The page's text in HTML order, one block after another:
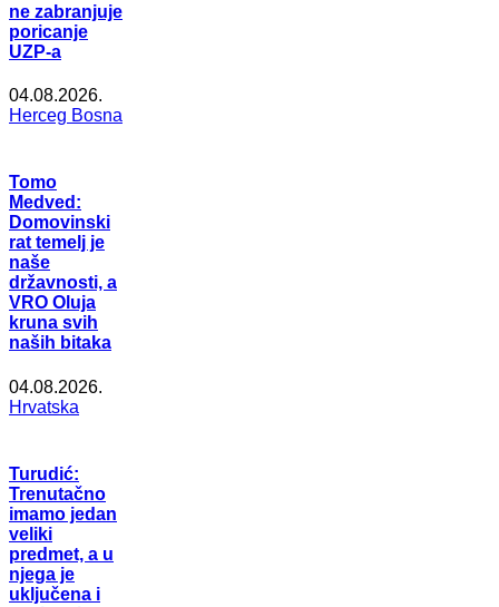
ne zabranjuje
poricanje
UZP-a
04.08.2026.
Herceg Bosna
Tomo
Medved:
Domovinski
rat temelj je
naše
državnosti, a
VRO Oluja
kruna svih
naših bitaka
04.08.2026.
Hrvatska
Turudić:
Trenutačno
imamo jedan
veliki
predmet, a u
njega je
uključena i